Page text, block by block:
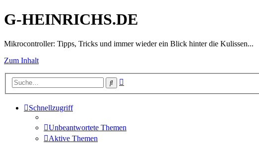
G-HEINRICHS.DE
Mikrocontroller: Tipps, Tricks und immer wieder ein Blick hinter die Kulissen...
Zum Inhalt
Suche
Schnellzugriff
Unbeantwortete Themen
Aktive Themen